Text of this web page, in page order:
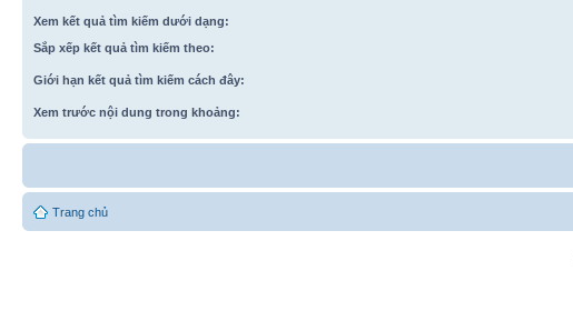
Xem kết quả tìm kiếm dưới dạng:
Sắp xếp kết quả tìm kiếm theo:
Giới hạn kết quả tìm kiếm cách đây:
Xem trước nội dung trong khoảng:
Trang chủ